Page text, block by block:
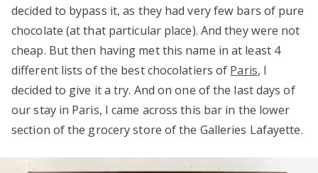
decided to bypass it, as they had very few bars of pure
chocolate (at that particular place). And they were not
cheap. But then having met this name in at least 4
different lists of the best chocolatiers of Paris, I
decided to give it a try. And on one of the last days of
our stay in Paris, I came across this bar in the lower
section of the grocery store of the Galleries Lafayette.